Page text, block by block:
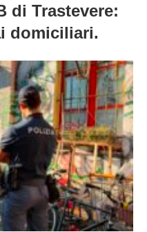
di Trastevere:
domiciliari.